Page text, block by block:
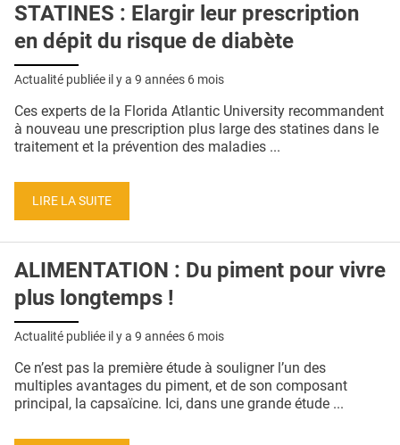
STATINES : Elargir leur prescription
en dépit du risque de diabète
Actualité publiée il y a 9 années 6 mois
Ces experts de la Florida Atlantic University recommandent
à nouveau une prescription plus large des statines dans le
traitement et la prévention des maladies ...
LIRE LA SUITE
ALIMENTATION : Du piment pour vivre
plus longtemps !
Actualité publiée il y a 9 années 6 mois
Ce n’est pas la première étude à souligner l’un des
multiples avantages du piment, et de son composant
principal, la capsaïcine. Ici, dans une grande étude ...